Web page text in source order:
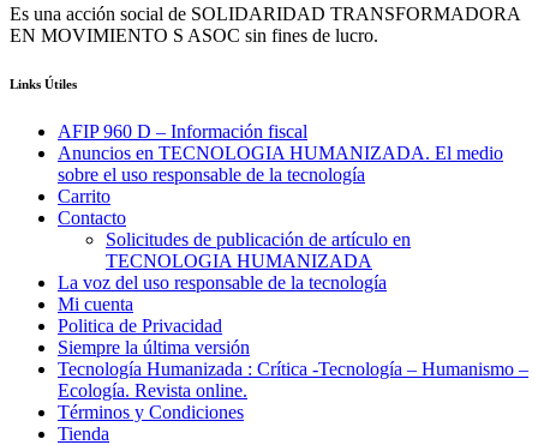
Es una acción social de SOLIDARIDAD TRANSFORMADORA
EN MOVIMIENTO S ASOC sin fines de lucro.
Links Útiles
AFIP 960 D – Información fiscal
Anuncios en TECNOLOGIA HUMANIZADA. El medio
sobre el uso responsable de la tecnología
Carrito
Contacto
Solicitudes de publicación de artículo en
TECNOLOGIA HUMANIZADA
La voz del uso responsable de la tecnología
Mi cuenta
Politica de Privacidad
Siempre la última versión
Tecnología Humanizada : Crítica -Tecnología – Humanismo –
Ecología. Revista online.
Términos y Condiciones
Tienda